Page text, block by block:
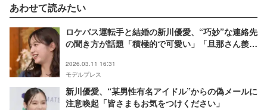
あわせて読みたい
ロケバス運転手と結婚の新川優愛、“巧妙”な連絡先
の聞き方が話題「積極的で可愛い」「旦那さん羨ま
2026.03.11 16:31
モデルプレス
新川優愛、“某男性有名アイドル”からの偽メールに
注意喚起「皆さまもお気をつけください」